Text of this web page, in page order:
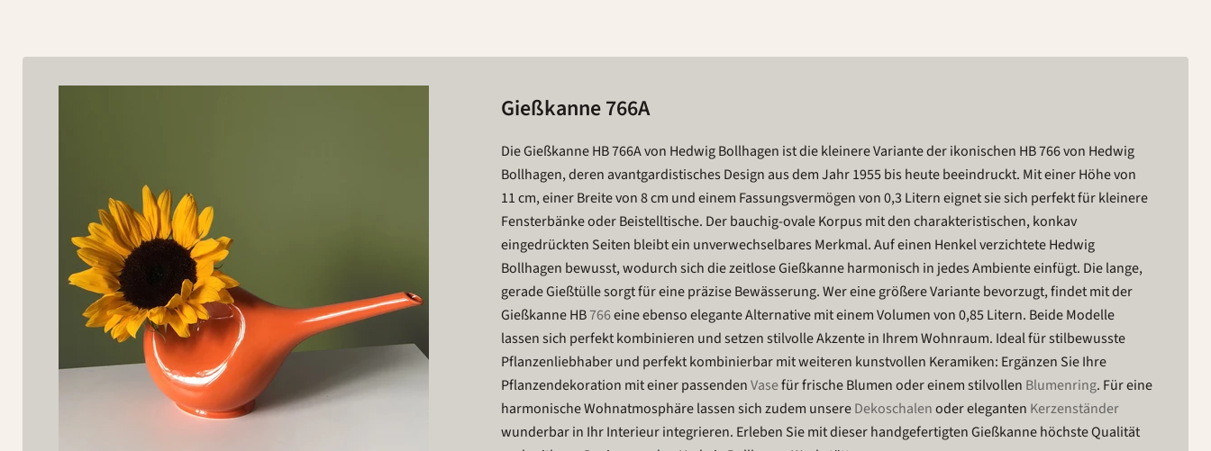
Gießkanne 766A
Die Gießkanne HB 766A von Hedwig Bollhagen ist die kleinere Variante der ikonischen HB 766 von Hedwig
Bollhagen, deren avantgardistisches Design aus dem Jahr 1955 bis heute beeindruckt. Mit einer Höhe von
11 cm, einer Breite von 8 cm und einem Fassungsvermögen von 0,3 Litern eignet sie sich perfekt für kleinere
Fensterbänke oder Beistelltische. Der bauchig-ovale Korpus mit den charakteristischen, konkav
eingedrückten Seiten bleibt ein unverwechselbares Merkmal. Auf einen Henkel verzichtete Hedwig
Bollhagen bewusst, wodurch sich die zeitlose Gießkanne harmonisch in jedes Ambiente einfügt. Die lange,
gerade Gießtülle sorgt für eine präzise Bewässerung. Wer eine größere Variante bevorzugt, findet mit der
Gießkanne HB766eine ebenso elegante Alternative mit einem Volumen von 0,85 Litern. Beide Modelle
lassen sich perfekt kombinieren und setzen stilvolle Akzente in Ihrem Wohnraum. Ideal für stilbewusste
Pflanzenliebhaber und perfekt kombinierbar mit weiteren kunstvollen Keramiken: Ergänzen Sie Ihre
Pflanzendekoration mit einer passendenVasefür frische Blumen oder einem stilvollen Blumenring. Für eine
harmonische Wohnatmosphäre lassen sich zudem unsereDekoschalenoder eleganten Kerzenständer
wunderbar in Ihr Interieur integrieren. Erleben Sie mit dieser handgefertigten Gießkanne höchste Qualität